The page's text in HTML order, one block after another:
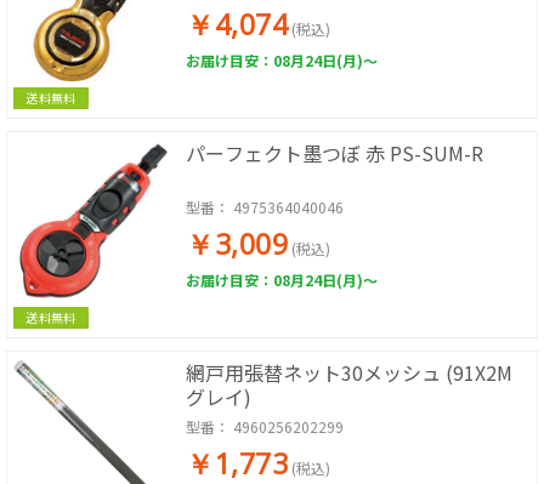
送料無料
￥4,074 (税込)
お届け目安：08月24日(月)～
送料無料
パーフェクト墨つぼ 赤 PS-SUM-R
型番： 4975364040046
￥3,009 (税込)
お届け目安：08月24日(月)～
網戸用張替ネット30メッシュ (91X2M
グレイ)
型番： 4960256202299
￥1,773 (税込)